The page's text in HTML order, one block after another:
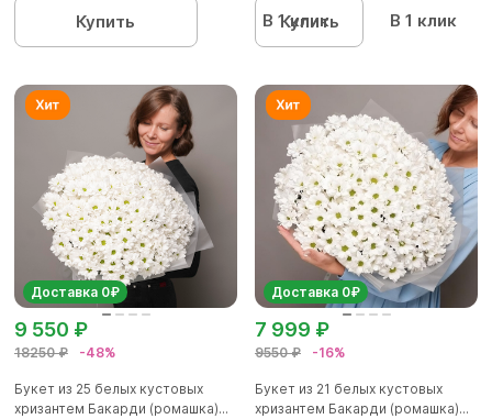
Купить В 1 клик
Купить В 1 клик
Доставка 0₽
18250 ₽ -48%
9 550 ₽
Букет из 25 белых кустовых
хризантем Бакарди (ромашка)...
Доставка 0₽
9550 ₽ -16%
7 999 ₽
Букет из 21 белых кустовых
хризантем Бакарди (ромашка)...